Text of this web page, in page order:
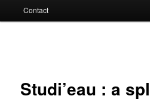
Contact
Studi’eau : a